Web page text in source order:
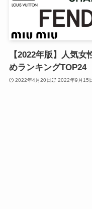
【2022年版】人気
めランキングTOP24
2022年4月20日 2022年9月15